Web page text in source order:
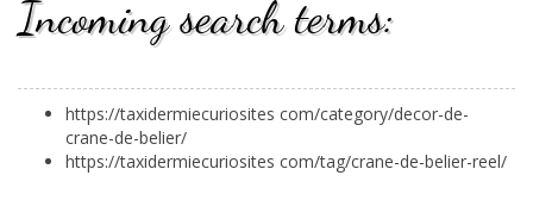
Incoming search terms:
https://taxidermiecuriosites com/category/decor-de-
crane-de-belier/
https://taxidermiecuriosites com/tag/crane-de-belier-reel/